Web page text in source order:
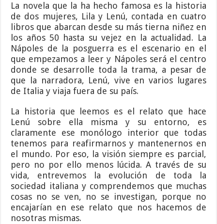
La novela que la ha hecho famosa es la historia
de dos mujeres, Lila y Lenú, contada en cuatro
libros que abarcan desde su más tierna niñez en
los años 50 hasta su vejez en la actualidad. La
Nápoles de la posguerra es el escenario en el
que empezamos a leer y Nápoles será el centro
donde se desarrolle toda la trama, a pesar de
que la narradora, Lenú, vive en varios lugares
de Italia y viaja fuera de su país.
La historia que leemos es el relato que hace
Lenú sobre ella misma y su entorno, es
claramente ese monólogo interior que todas
tenemos para reafirmarnos y mantenernos en
el mundo. Por eso, la visión siempre es parcial,
pero no por ello menos lúcida. A través de su
vida, entrevemos la evolución de toda la
sociedad italiana y comprendemos que muchas
cosas no se ven, no se investigan, porque no
encajarían en ese relato que nos hacemos de
nosotras mismas.